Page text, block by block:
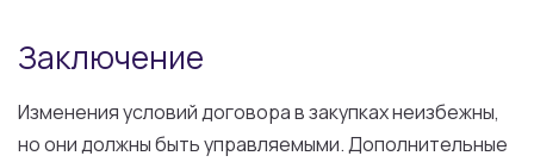
Заключение
Изменения условий договора в закупках неизбежны,
но они должны быть управляемыми. Дополнительные